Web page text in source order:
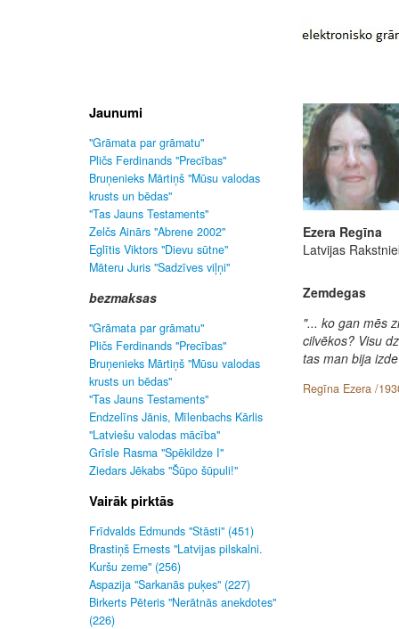
Jaunumi
"Grāmata par grāmatu"
Pličs Ferdinands "Precības"
Bruņenieks Mārtiņš "Mūsu valodas
krusts un bēdas"
"Tas Jauns Testaments"
Zelčs Ainārs "Abrene 2002"
Eglītis Viktors "Dievu sūtne"
Māteru Juris "Sadzīves viļņi"
bezmaksas
"Grāmata par grāmatu"
Pličs Ferdinands "Precības"
Bruņenieks Mārtiņš "Mūsu valodas
krusts un bēdas"
"Tas Jauns Testaments"
Endzelīns Jānis, Mīlenbachs Kārlis
"Latviešu valodas mācība"
Grīsle Rasma "Spēkildze I"
Ziedars Jēkabs "Šūpo šūpuli!"
Vairāk pirktās
Frīdvalds Edmunds "Stāsti" (451)
Brastiņš Ernests "Latvijas pilskalni.
Kuršu zeme" (256)
Aspazija "Sarkanās puķes" (227)
Birkerts Pēteris "Nerātnās anekdotes"
(226)
Ezera Regīna
Latvijas
Zemdegas
"... ko gan mēs
cilvēkos? Visu
tas man bija
Regīna Ezera /